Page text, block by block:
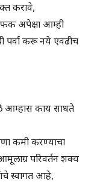
करावे,
अपेक्षा आम्ही
पर्वा करू नये एवढीच
आम्हास काय साधते
कमी करण्याचा
परिवर्तन शक्य
स्वागत आहे,